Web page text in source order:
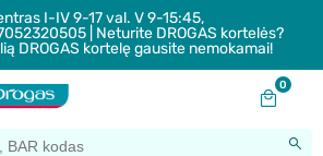
I-IV 9-17 val. V 9-15:45,
| Neturite DROGAS kortelės?
DROGAS kortelę gausite nemokamai!
0